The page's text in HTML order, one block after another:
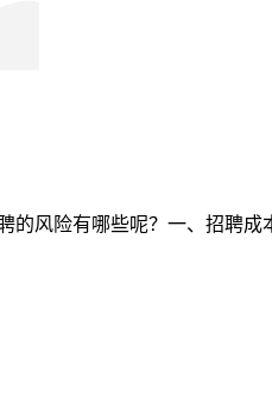
风险有哪些呢？一、招聘成